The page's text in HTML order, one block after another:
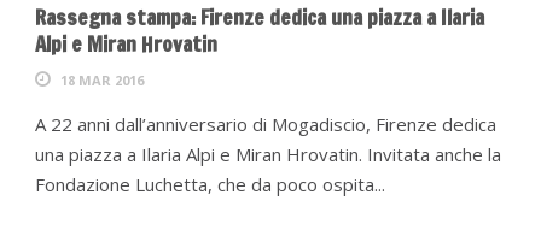
Rassegna stampa: Firenze dedica una piazza a Ilaria
Alpi e Miran Hrovatin
18 MAR 2016
A 22 anni dall’anniversario di Mogadiscio, Firenze dedica
una piazza a Ilaria Alpi e Miran Hrovatin. Invitata anche la
Fondazione Luchetta, che da poco ospita...